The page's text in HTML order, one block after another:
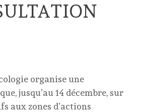
organise une
jusqu’au 14 décembre, sur
aux zones d’actions